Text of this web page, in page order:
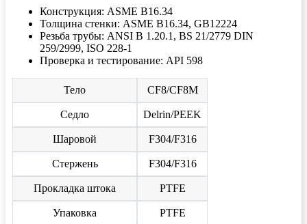
Конструкция: ASME B16.34
Толщина стенки: ASME B16.34, GB12224
Резьба трубы: ANSI B 1.20.1, BS 21/2779 DIN
259/2999, ISO 228-1
Проверка и тестирование: API 598
Тело CF8/CF8M
Седло Delrin/PEEK
Шаровой F304/F316
Стержень F304/F316
Прокладка штока PTFE
Упаковка PTFE